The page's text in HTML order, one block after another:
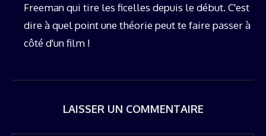
Freeman qui tire les ficelles depuis le début. C'est
dire à quel point une théorie peut te faire passer à
côté d'un film !
LAISSER UN COMMENTAIRE